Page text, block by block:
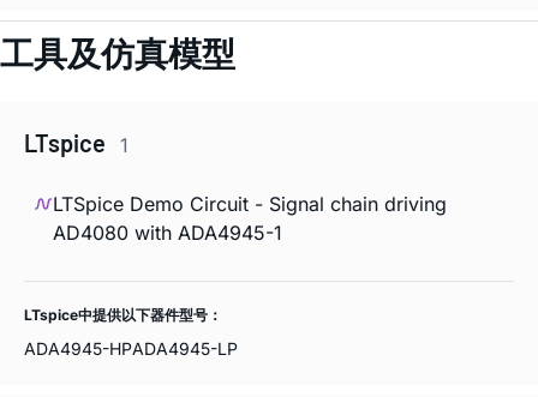
工具及仿真模型
LTspice 1
LTSpice Demo Circuit - Signal chain driving
AD4080 with ADA4945-1
LTspice中提供以下器件型号：
ADA4945-HPADA4945-LP